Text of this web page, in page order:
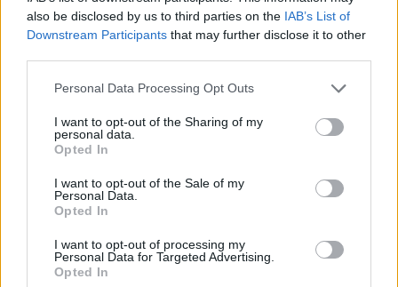
also be disclosed by us to third parties on the IAB’s List of
Downstream Participants that may further disclose it to other
Personal Data Processing Opt Outs
I want to opt-out of the Sharing of my
personal data.
Opted In
I want to opt-out of the Sale of my
Personal Data.
Opted In
I want to opt-out of processing my
Personal Data for Targeted Advertising.
Opted In
pojedynki. Szczególnie warto zwrócić uwagę na
wietnamskie Phong Vũ Buffalo, które stanie przed nie
Eui-jina, a piątek zakończy starciem ze zwycięzcą LCS,
Teamem Liquid. Równie ciekawie zapowiada się
spotkanie pomiędzy Flash Wolves a SK telecom T1.
zmagań:
G2 Esports